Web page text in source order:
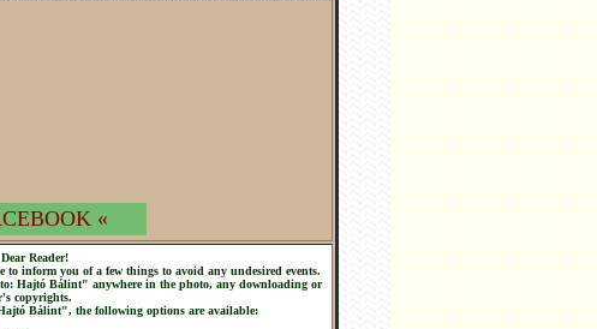
«
Dear Reader!
to inform you of a few things to avoid any undesired events.
Hajtó Bálint" anywhere in the photo, any downloading or
copyrights.
Bálint", the following options are available: